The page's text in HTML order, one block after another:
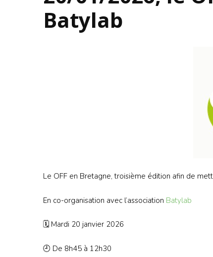
Batylab
Le OFF en Bretagne, troisième édition afin de
En co-organisation avec l’association Batylab
🗓 Mardi 20 janvier 2026
🕘 De 8h45 à 12h30